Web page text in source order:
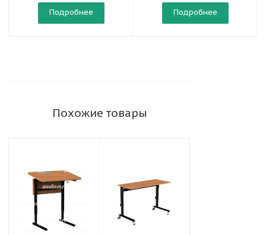
прямоугольной трубе
Подробнее Подробнее
Похожие товары